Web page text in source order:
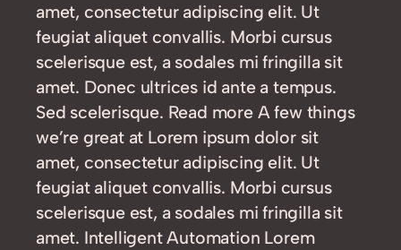
amet, consectetur adipiscing elit. Ut
feugiat aliquet convallis. Morbi cursus
scelerisque est, a sodales mi fringilla sit
amet. Donec ultrices id ante a tempus.
Sed scelerisque. Read more A few things
we’re great at Lorem ipsum dolor sit
amet, consectetur adipiscing elit. Ut
feugiat aliquet convallis. Morbi cursus
scelerisque est, a sodales mi fringilla sit
amet. Intelligent Automation Lorem